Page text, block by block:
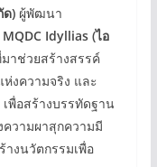
ด)ผู้พัฒนา
MQDC Idyllias (ไอ
าช่วยสร้างสรรค์
งความจริง และ
พื่อสร้างบรรทัดฐาน
วามผาสุกความมี
างนวัตกรรมเพื่อ